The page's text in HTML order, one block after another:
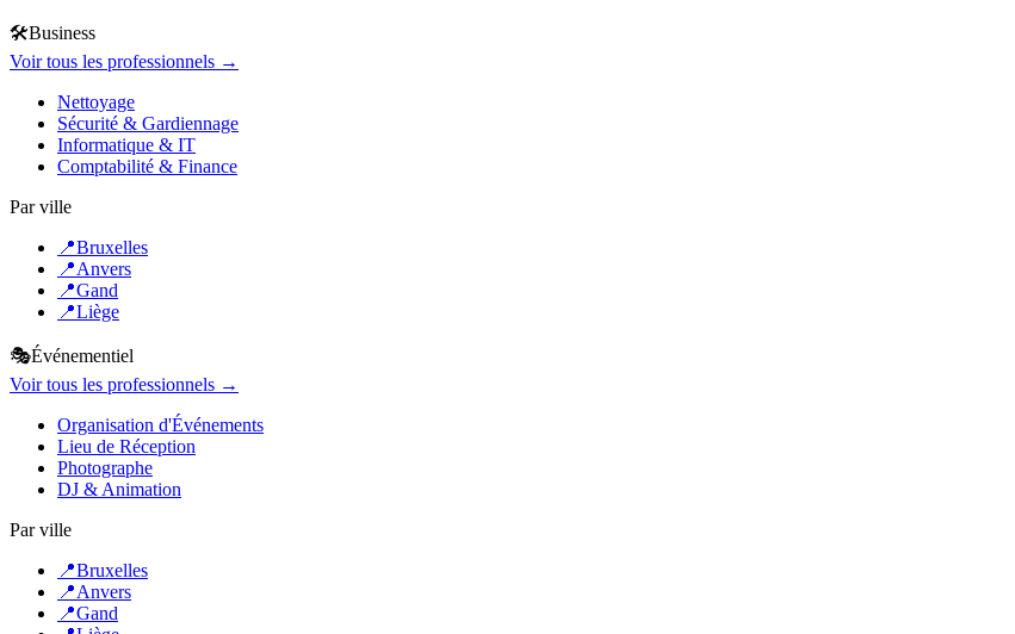
🛠️Business
Voir tous les professionnels →
Nettoyage
Sécurité & Gardiennage
Informatique & IT
Comptabilité & Finance
Par ville
📍Bruxelles
📍Anvers
📍Gand
📍Liège
🎭Événementiel
Voir tous les professionnels →
Organisation d'Événements
Lieu de Réception
Photographe
DJ & Animation
Par ville
📍Bruxelles
📍Anvers
📍Gand